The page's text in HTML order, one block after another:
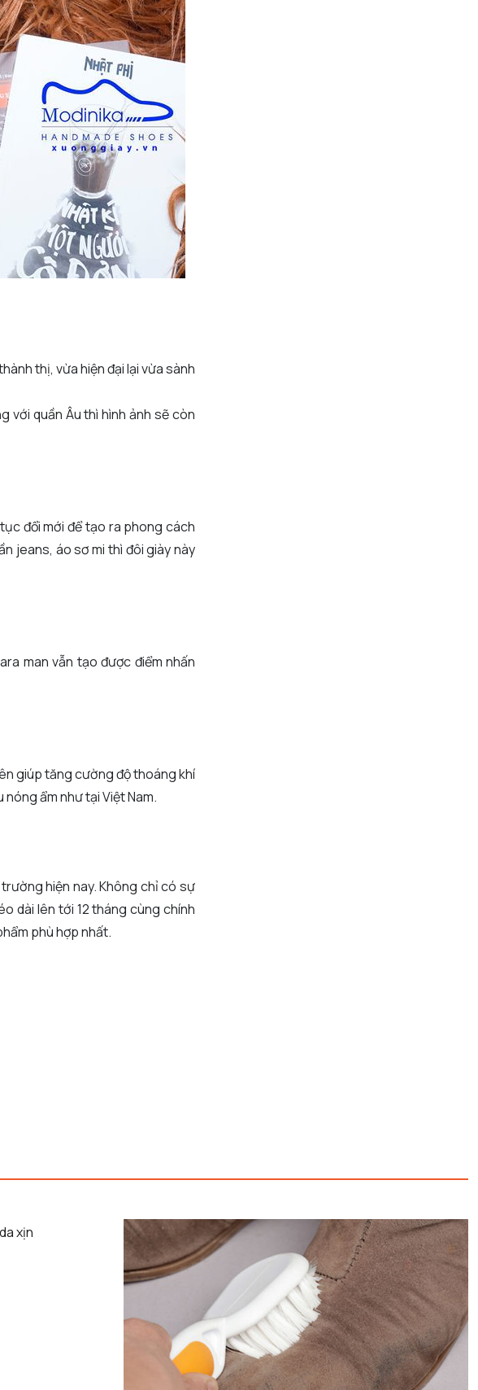
thị, vừa hiện đại lại vừa sành
với quần Âu thì hình ảnh sẽ còn
đổi mới để tạo ra phong cách
jeans, áo sơ mi thì đôi giày này
man vẫn tạo được điểm nhấn
giúp tăng cường độ thoáng khí
ẩm như tại Việt Nam.
hiện nay. Không chỉ có sự
dài lên tới 12 tháng cùng chính
phù hợp nhất.